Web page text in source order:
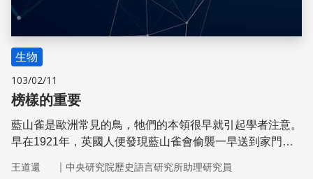
生物
103/02/11
榜樣的重要
藍山雀是歐洲常見的鳥，牠們的本領很早就引起學者注意。
早在1921年，英國人便發現藍山雀會偷襲一早送到家門口
王道還 ｜ 中央研究院歷史語言研究所助理研究員